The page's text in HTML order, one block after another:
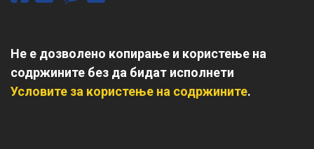
Не е дозволено копирање и користење на
содржините без да бидат исполнети
Условите за користење на содржините.